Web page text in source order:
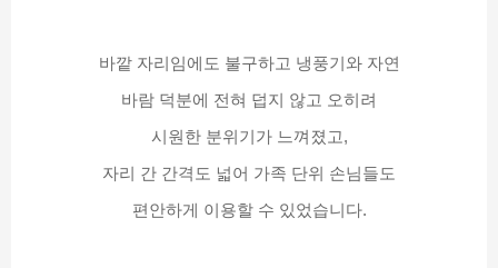
바깥 자리임에도 불구하고 냉풍기와 자연
바람 덕분에 전혀 덥지 않고 오히려
시원한 분위기가 느껴졌고,
자리 간 간격도 넓어 가족 단위 손님들도
편안하게 이용할 수 있었습니다.